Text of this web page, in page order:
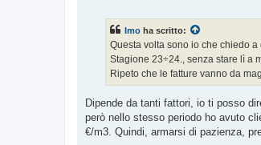
Imo ha scritto:
Questa volta sono io che chiedo
Stagione 23÷24., senza stare lì a
Ripeto che le fatture vanno da
Dipende da tanti fattori, io ti posso
però nello stesso periodo ho avuto
€/m3. Quindi, armarsi di pazienza,